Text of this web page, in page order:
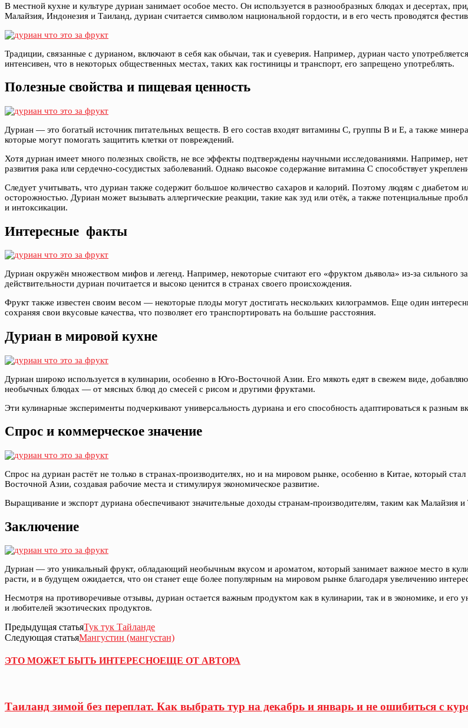
В местной кухне и культуре дуриан занимает особое место. Он используется в разнообразных блюдах и десертах,
Малайзия, Индонезия и Таиланд, дуриан считается символом национальной гордости, и в его честь проводятся
Традиции, связанные с дурианом, включают в себя как обычаи, так и суеверия. Например, дуриан часто
интенсивен, что в некоторых общественных местах, таких как гостиницы и транспорт, его запрещено употреблять.
Полезные свойства и пищевая ценность
Дуриан — это богатый источник питательных веществ. В его состав входят витамины C, группы B и E, а также
которые могут помогать защитить клетки от повреждений.
Хотя дуриан имеет много полезных свойств, не все эффекты подтверждены научными исследованиями. Например,
развития рака или сердечно-сосудистых заболеваний. Однако высокое содержание витамина C способствует
Следует учитывать, что дуриан также содержит большое количество сахаров и калорий. Поэтому людям с диабетом
осторожностью. Дуриан может вызывать аллергические реакции, такие как зуд или отёк, а также потенциальные
и интоксикации.
Интересные факты
Дуриан окружён множеством мифов и легенд. Например, некоторые считают его «фруктом дьявола» из-за сильного
действительности дуриан почитается и высоко ценится в странах своего происхождения.
Фрукт также известен своим весом — некоторые плоды могут достигать нескольких килограммов. Еще один
сохраняя свои вкусовые качества, что позволяет его транспортировать на большие расстояния.
Дуриан в мировой кухне
Дуриан широко используется в кулинарии, особенно в Юго-Восточной Азии. Его мякоть едят в свежем виде,
необычных блюдах — от мясных блюд до смесей с рисом и другими фруктами.
Эти кулинарные эксперименты подчеркивают универсальность дуриана и его способность адаптироваться к разным
Спрос и коммерческое значение
Спрос на дуриан растёт не только в странах-производителях, но и на мировом рынке, особенно в Китае, который
Восточной Азии, создавая рабочие места и стимулируя экономическое развитие.
Выращивание и экспорт дуриана обеспечивают значительные доходы странам-производителям, таким как Малайзия
Заключение
Дуриан — это уникальный фрукт, обладающий необычным вкусом и ароматом, который занимает важное место в
расти, и в будущем ожидается, что он станет еще более популярным на мировом рынке благодаря увеличению
Несмотря на противоречивые отзывы, дуриан остается важным продуктом как в кулинарии, так и в экономике, и его
и любителей экзотических продуктов.
Предыдущая статьяТук тук Тайланде
Следующая статьяМангустин (мангустан)
ЭТО МОЖЕТ БЫТЬ ИНТЕРЕСНОЕЩЕ ОТ АВТОРА
Таиланд зимой без переплат. Как выбрать тур на декабрь и январь и не ошибиться с